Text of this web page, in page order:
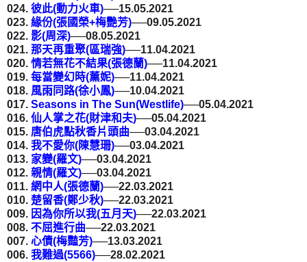
024. 彼此(動力火車)──15.05.2021
023. 緣份(張國榮+梅艷芳)──09.05.2021
022. 影(周深)──08.05.2021
021. 那天再重聚(區瑞強)──11.04.2021
020. 情若無花不結果(張德蘭)──11.04.2021
019. 每當變幻時(薰妮)──11.04.2021
018. 風雨同路(徐小鳳)──10.04.2021
017. Seasons in The Sun(Westlife)──05.04.2021
016. 仙人掌之花(財津和夫)──05.04.2021
015. 唐伯虎點秋香片頭曲──03.04.2021
014. 我不愛你(陳慧珊)──03.04.2021
013. 家變(羅文)──03.04.2021
012. 親情(羅文)──03.04.2021
011. 網中人(張德蘭)──22.03.2021
010. 楚留香(鄭少秋)──22.03.2021
009. 因為你所以我(五月天)──22.03.2021
008. 不屈進行曲──22.03.2021
007. 心債(梅豔芳)──13.03.2021
006. 我難過(5566)──28.02.2021